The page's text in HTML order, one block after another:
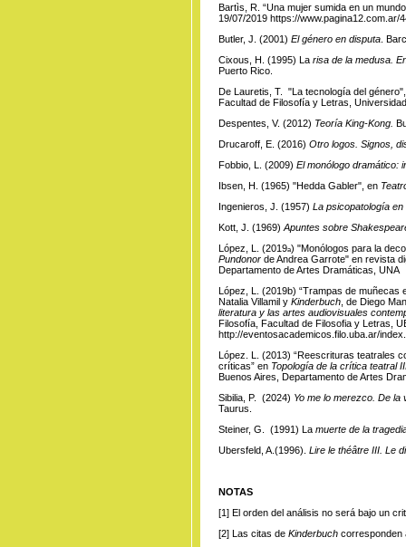
Bartìs, R. “Una mujer sumida en un
19/07/2019 https://www.pagina12.com.ar/
Butler, J. (2001) El género en disputa.
Cixous, H. (1995) Larisa de la medusa.
Puerto Rico.
De Lauretis, T. "La tecnología del
Facultad de Filosofía y Letras,
Despentes, V. (2012) Teoría King-Kong.
Drucaroff, E. (2016) Otro logos. Signos,
Fobbio, L. (2009) El monólogo dramático:
Ibsen, H. (1965) "Hedda Gabler", en
Ingenieros, J. (1957) La psicopatología
Kott, J. (1969) Apuntes sobre
López, L. (2019ₐ) "Monólogos para la
Pundonor de Andrea Garrote" en revista
Departamento de Artes Dramáticas, UNA
López, L. (2019b) “Trampas de
Natalia Villamil y Kinderbuch, de Diego
literatura y las artes audiovisuales
Filosofía, Facultad de Filosofia y Letras,
http://eventosacademicos.filo.uba.ar/
López. L. (2013) “Reescrituras teatrales
críticas” en Topología de la crítica teatral
Buenos Aires, Departamento de Artes
Sibilia, P. (2024) Yo me lo merezco. De
Taurus.
Steiner, G. (1991) Lamuerte de la
Ubersfeld, A.(1996). Lire le théâtre III. Le
NOTAS
[1] El ordendel análisis no será bajo un
[2] Las citas de Kinderbuch corresponden